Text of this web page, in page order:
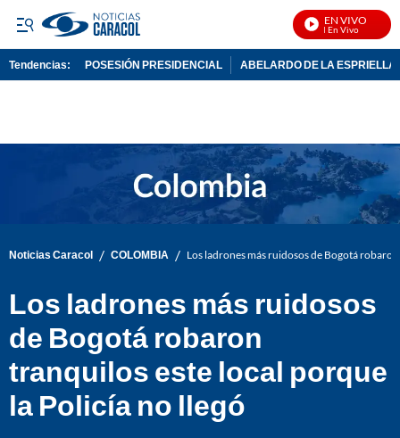
EN VIVO
Noticias Caracol En Vivo
Tendencias: POSESIÓN PRESIDENCIAL ABELARDO DE LA ESPRIELLA
Noticias Caracol / COLOMBIA / Los ladrones más ruidosos de Bogotá
Los ladrones más ruidosos
de Bogotá robaron
tranquilos este local porque
la Policía no llegó